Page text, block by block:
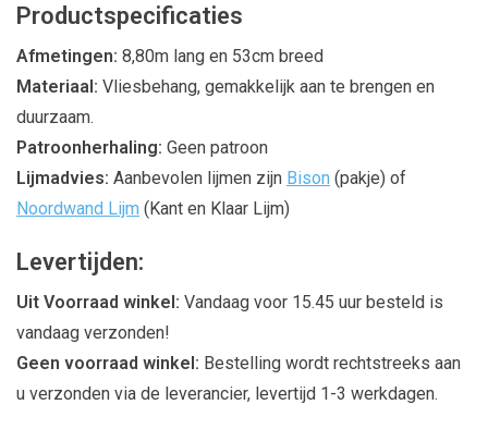
Productspecificaties
Afmetingen: 8,80m lang en 53cm breed
Materiaal: Vliesbehang, gemakkelijk aan te brengen en
duurzaam.
Patroonherhaling: Geen patroon
Lijmadvies: Aanbevolen lijmen zijn Bison (pakje) of
Noordwand Lijm (Kant en Klaar Lijm)
Levertijden:
Uit Voorraad winkel: Vandaag voor 15.45 uur besteld is
vandaag verzonden!
Geen voorraad winkel: Bestelling wordt rechtstreeks aan
u verzonden via de leverancier, levertijd 1-3 werkdagen.